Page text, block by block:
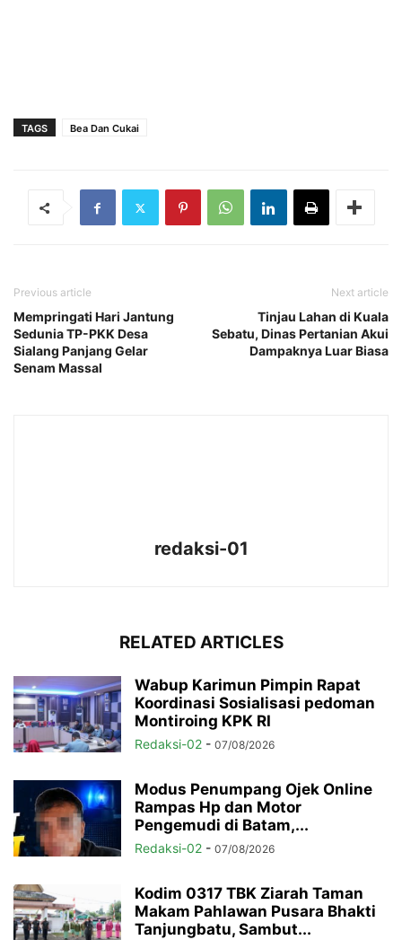
TAGS Bea Dan Cukai
Previous article
Mempringati Hari Jantung
Sedunia TP-PKK Desa
Sialang Panjang Gelar
Senam Massal
Next article
Tinjau Lahan di Kuala
Sebatu, Dinas Pertanian Akui
Dampaknya Luar Biasa
redaksi-01
RELATED ARTICLES
Wabup Karimun Pimpin Rapat
Koordinasi Sosialisasi pedoman
Montiroing KPK RI
Redaksi-02 - 07/08/2026
Modus Penumpang Ojek Online
Rampas Hp dan Motor
Pengemudi di Batam,...
Redaksi-02 - 07/08/2026
Kodim 0317 TBK Ziarah Taman
Makam Pahlawan Pusara Bhakti
Tanjungbatu, Sambut...